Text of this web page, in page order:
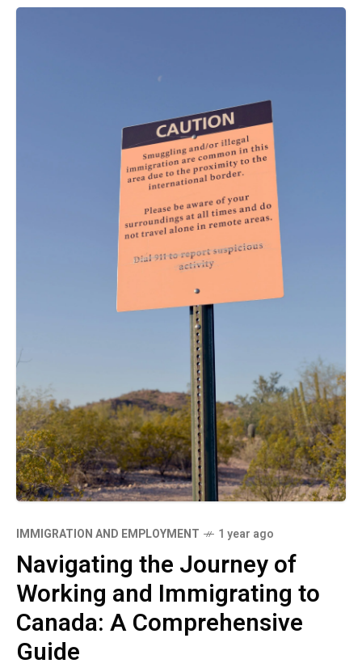
IMMIGRATION AND EMPLOYMENT 1 year ago
Navigating the Journey of
Working and Immigrating to
Canada: A Comprehensive
Guide